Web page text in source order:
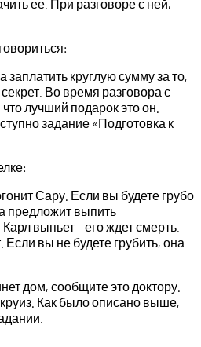
ее. При разговоре с ней,
круглую сумму за то,
Во время разговора с
лучший подарок это он.
задание «Подготовка к
Сару. Если вы будете грубо
предложит выпить
выпьет – его ждет смерть.
вы не будете грубить, она
дом, сообщите это доктору.
Как было описано выше,